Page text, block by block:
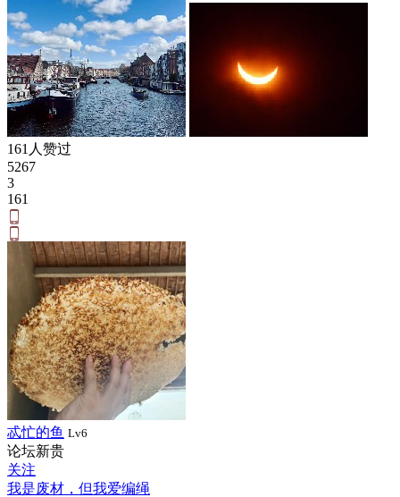
161人赞过
5267
3
161
忒忙的鱼 Lv6
论坛新贵
关注
我是废材，但我爱编绳